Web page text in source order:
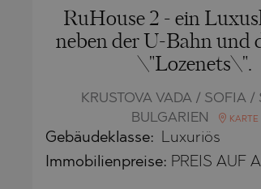
RuHouse 2 - ein
neben der U-Bahn und
\"Lozenets\".
KRUSTOVA VADA / SOFIA /
BULGARIEN
KARTE
Gebäudeklasse: Luxuriös
Immobilienpreise: PREIS AUF